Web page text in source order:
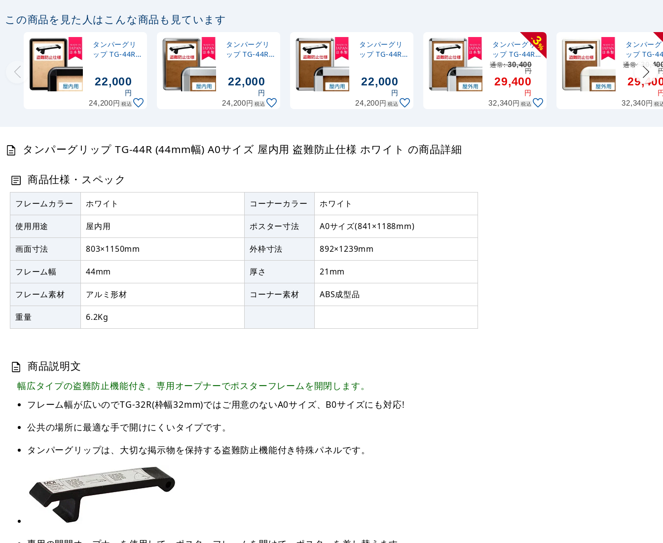
この商品を見た人はこんな商品も見ています
タンパーグリ
ップ TG-44R
盗難防止仕様
22,000
円
24,200円 税込
タンパーグリ
ップ TG-44R
盗難防止仕様
化研クローム
22,000
円
24,200円 税込
タンパーグリ
ップ TG-44R
盗難防止仕様
22,000
円
24,200円 税込
-
3
%
タンパーグリ
ップ TG-44R
(44mm幅) B0
サイズ 屋外用
盗難防止仕様
通常:30,400
円
29,400
円
32,340円 税込
タンパー
ップ TG-
(44mm幅)
サイズ 屋
盗難防止
通常:
32,340円 税
タンパーグリップ TG-44R (44mm幅) A0サイズ 屋内用 盗難防止仕様 ホワイト の商品詳細
商品仕様・スペック
フレームカラー ホワイト コーナーカラー ホワイト
使用用途 屋内用 ポスター寸法 A0サイズ(841×1188mm)
画面寸法 803×1150mm 外枠寸法 892×1239mm
フレーム幅 44mm 厚さ 21mm
フレーム素材 アルミ形材 コーナー素材 ABS成型品
重量 6.2Kg
商品説明文
幅広タイプの盗難防止機能付き。専用オープナーでポスターフレームを開閉します。
フレーム幅が広いのでTG-32R(枠幅32mm)ではご用意のないA0サイズ、B0サイズにも対応!
公共の場所に最適な手で開けにくいタイプです。
タンパーグリップは、大切な掲示物を保持する盗難防止機能付き特殊パネルです。